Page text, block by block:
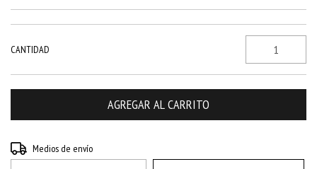
CANTIDAD
Entregas para el CP:
Medios de envío